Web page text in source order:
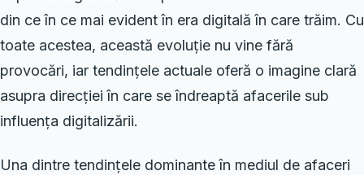
din ce în ce mai evident în era digitală în care trăim. Cu
toate acestea, această evoluție nu vine fără
provocări, iar tendințele actuale oferă o imagine clară
asupra direcției în care se îndreaptă afacerile sub
influența digitalizării.
Una dintre tendințele dominante în mediul de afaceri